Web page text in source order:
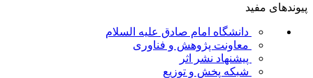
پیوندهای مفید
دانشگاه امام صادق علیه السلام
معاونت پژوهش و فناوری
پیشنهاد نشر اثر
شبکه پخش و توزیع